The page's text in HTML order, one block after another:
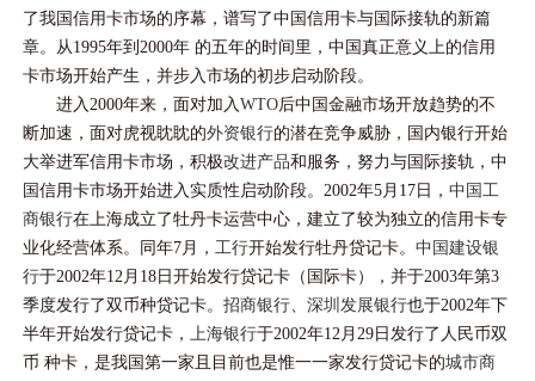
了我国信用卡市场的序幕，谱写了中国信用卡与国际接轨的新篇
章。从1995年到2000年 的五年的时间里，中国真正意义上的信用
卡市场开始产生，并步入市场的初步启动阶段。
进入2000年来，面对加入WTO后中国金融市场开放趋势的不
断加速，面对虎视眈眈的外资银行的潜在竞争威胁，国内银行开始
大举进军信用卡市场，积极改进产品和服务，努力与国际接轨，中
国信用卡市场开始进入实质性启动阶段。2002年5月17日，中国工
商银行在上海成立了牡丹卡运营中心，建立了较为独立的信用卡专
业化经营体系。同年7月，工行开始发行牡丹贷记卡。中国建设银
行于2002年12月18日开始发行贷记卡（国际卡），并于2003年第3
季度发行了双币种贷记卡。招商银行、深圳发展银行也于2002年下
半年开始发行贷记卡，上海银行于2002年12月29日发行了人民币双
币 种卡，是我国第一家且目前也是惟一一家发行贷记卡的城市商